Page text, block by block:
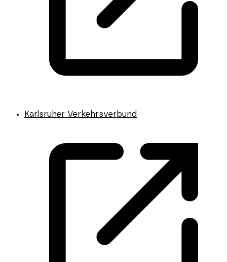
Karlsruher Verkehrsverbund